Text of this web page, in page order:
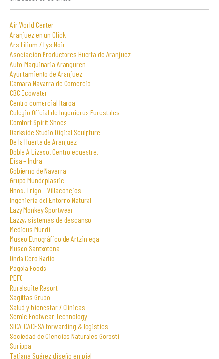
Air World Center
Aranjuez en un Click
Ars Lilium / Lys Noir
Asociación Productores Huerta de Aranjuez
Auto-Maquinaria Aranguren
Ayuntamiento de Aranjuez
Cámara Navarra de Comercio
CBC Ecowater
Centro comercial Itaroa
Colegio Oficial de Ingenieros Forestales
Comfort Spirit Shoes
Darkside Studio Digital Sculpture
De la Huerta de Aranjuez
Doble A Lizaso. Centro ecuestre.
Eisa – Indra
Gobierno de Navarra
Grupo Mundoplastic
Hnos. Trigo – Villaconejos
Ingeniería del Entorno Natural
Lazy Monkey Sportwear
Lazzy, sistemas de descanso
Medicus Mundi
Museo Etnográfico de Artziniega
Museo Santxotena
Onda Cero Radio
Pagola Foods
PEFC
Ruralsuite Resort
Sagittas Grupo
Salud y bienestar / Clínicas
Semic Footwear Technology
SICA-CACESA forwarding & logistics
Sociedad de Ciencias Naturales Gorosti
Surippa
Tatiana Suárez diseño en piel